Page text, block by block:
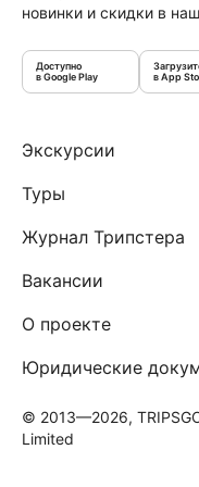
новинки и скидки в
Доступно
в Google Play
в App
Экскурсии
Туры
Журнал Трипстера
Вакансии
О проекте
Юридические
© 2013—2026,
Limited